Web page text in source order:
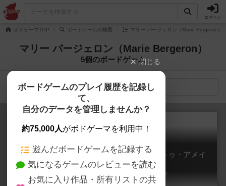
ログイン
ボドゲーマTOP ボードゲームの検索 マリー バージェロン（Marie Bergeron）
マリー バージェロン（Marie Bergeron）
5個のボードゲーム
検索メニュー
アンマッチドアドベンチャー：テイルズ・トゥ・アメイ
ズ
Unmatched Adventures: Tales to Amaze
6.1
閉じる
ボードゲームのプレイ履歴を記録し
て、
自分のデータを管理しませんか？
約75,000人がボドゲーマを利用中！
遊んだボードゲームを記録する
気になるゲームのレビューを読む
お気に入り作品・所有リストの共